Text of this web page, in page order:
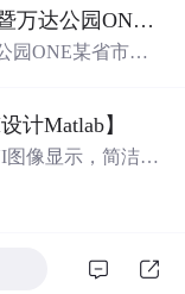
质量水平。; 适
源系统基础知识
，以及从事光伏
伏直流微网系统
直流微网的电
为新能源微网中
同扰动工况下的
（共89页PPT）遇见下一站幸福暨万达公园ONE某省市热气球生活艺术节活动策划方案.pptx
园ONE某省市热
计Matlab】
图像显示，简洁明
法，确保识别准
，让用户可以轻